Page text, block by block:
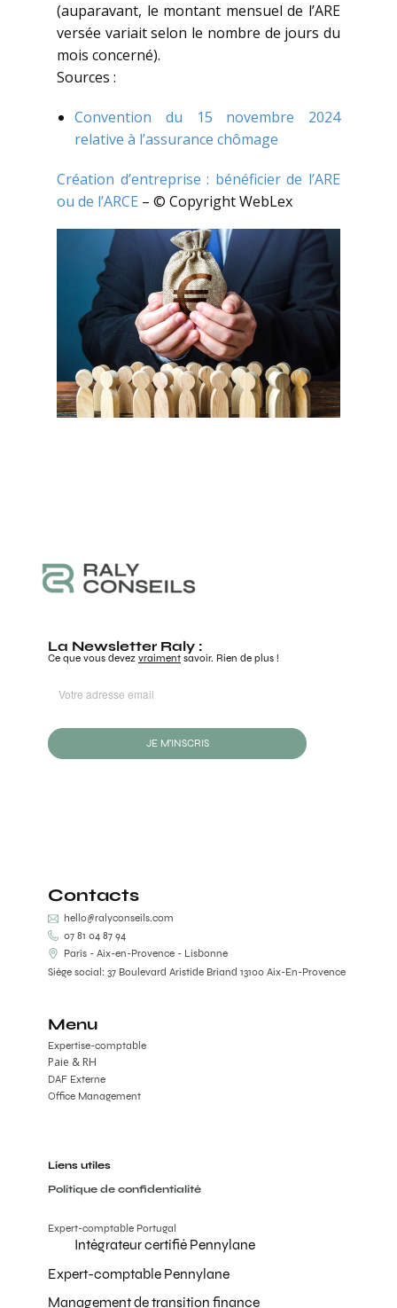
(auparavant, le montant mensuel de l’ARE
versée variait selon le nombre de jours du
mois concerné).
Sources :
Convention du 15 novembre 2024
relative à l’assurance chômage
Création d’entreprise : bénéficier de l’ARE
ou de l’ARCE – © Copyright WebLex
La Newsletter Raly :
Ce que vous devez vraiment savoir. Rien de plus !
JE M'INSCRIS
Contacts
hello@ralyconseils.com
07 81 04 87 94
Paris - Aix-en-Provence - Lisbonne
Siège social: 37 Boulevard Aristide Briand 13100 Aix-En-Provence
Menu
Expertise-comptable
DAF Externe
Office Management
Paie & RH
Liens utiles
Politique de confidentialité
Expert-comptable Portugal
Intégrateur certifié Pennylane
Expert-comptable Pennylane
Management de transition finance